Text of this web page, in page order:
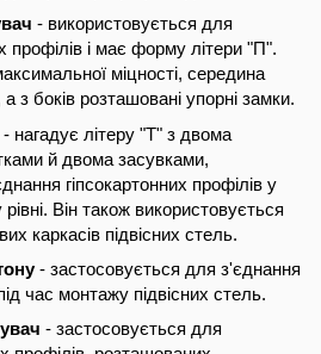
- використовується для
профілів і має форму літери "П".
міцності, середина
з боків розташовані упорні замки.
- нагадує літеру "Т" з двома
й двома засувками,
гіпсокартонних профілів у
Він також використовується
каркасів підвісних стель.
- застосовується для з'єднання
час монтажу підвісних стель.
- застосовується для